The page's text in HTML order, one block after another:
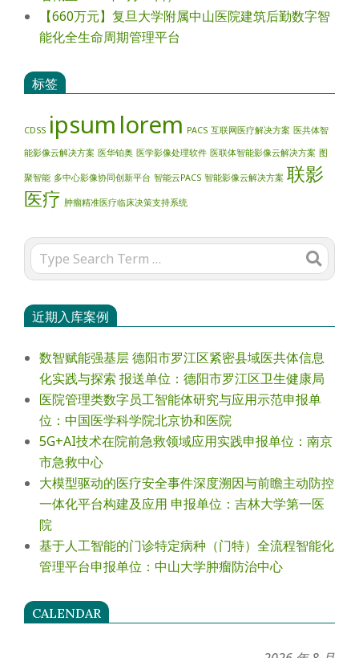
【660万元】复旦大学附属中山医院建筑后勤数字智
能化全生命周期管理平台
标签
CDSS ipsum lorem PACS 互联网医疗解决方案 医共体智
能影像云解决方案 医华铂奥 医学影像处理软件 医联体智能影像云解决方案 图
聚智能 多中心影像协同创新平台 智能云PACS 智能影像云解决方案 联影
医疗 肿瘤精准医疗临床决策支持系统
Search
近期入库案例
数智赋能强基层 德阳市罗江区紧密县域医共体信息
化实践与探索 报送单位：德阳市罗江区卫生健康局
医院管理类数字员工智能体研究与应用示范申报单
位：中国医学科学院北京协和医院
5G+AI技术在院前急救领域应用实践申报单位：南京
市急救中心
大模型驱动的医疗安全事件深度溯因与前瞻主动防控
一体化平台构建及应用 申报单位：吉林大学第一医
院
基于人工智能的门诊特定病种（门特）全流程智能化
管理平台申报单位：中山大学肿瘤防治中心
CALENDAR